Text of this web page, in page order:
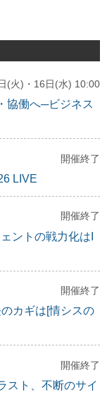
(火)・16日(水) 10:00
協働へ─ビジネス
開催終了
LIVE
開催終了
ントの戦力化はI
開催終了
カギは[情シスの
開催終了
スト、不断のサイ